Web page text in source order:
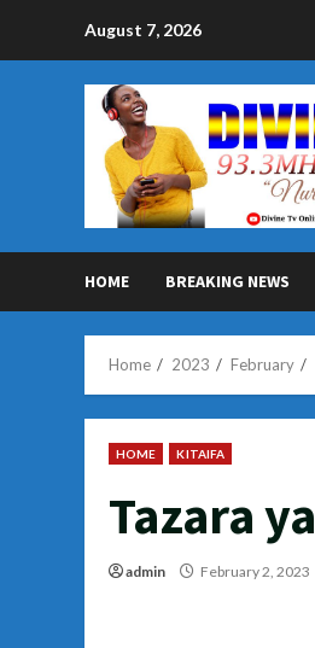
August 7, 2026
HOME BREAKING NEWS
Home 2023 February
HOME KITAIFA
Tazara
admin February 2, 2023